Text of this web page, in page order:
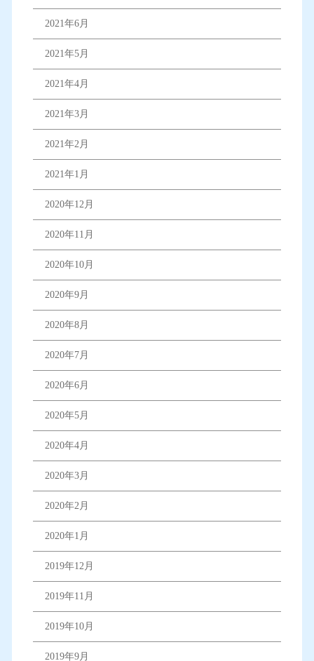
2021年6月
2021年5月
2021年4月
2021年3月
2021年2月
2021年1月
2020年12月
2020年11月
2020年10月
2020年9月
2020年8月
2020年7月
2020年6月
2020年5月
2020年4月
2020年3月
2020年2月
2020年1月
2019年12月
2019年11月
2019年10月
2019年9月